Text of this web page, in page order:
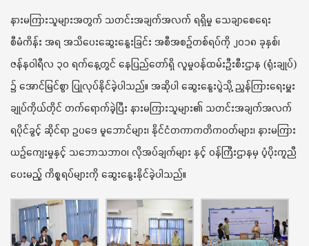
နားမကြားသူများအတွက် သတင်းအချက်အလက် ရရှိမှု သေချာစေရေး
စီမံကိန်း အရ အသိပေးဆွေးနွေးခြင်း အစီအစဉ်တစ်ရပ်ကို ၂၀၁၈ ခုနှစ်၊
ဇန်နဝါရီလ ၃၀ ရက်နေ့တွင် နေပြည်တော်ရှိ လူမှုဝန်ထမ်းဦးစီးဌာန (ရုံးချုပ်)
၌ အောင်မြင်စွာ ပြုုလုပ်နိုင်ခဲ့ပါသည်။ အဆိုပါ ဆွေးနွေးပွဲသို့ ညွန်ကြားရေးမှူး
ချုပ်ကိုယ်တိုင် တက်ရောက်ခဲ့ပြီး နားမကြားသူများ၏ သတင်းအချက်အလက်
ရပိုင်ခွင့် ဆိုင်ရာ ဥပဒေ မူဘောင်များ၊ နိုင်ငံတကာကတိကဝတ်များ၊ နားမကြား
ယဉ်ကျေးမှုနှင့် သဘောသဘာဝ၊ လိုအပ်ချက်များ နှင့် ဝန်ကြီးဌာနမှ ပံ့ပိုးကူညီ
ပေးမည့် ကိစ္စရပ်များကို ဆွေးနွေးနိုင်ခဲ့ပါသည်။